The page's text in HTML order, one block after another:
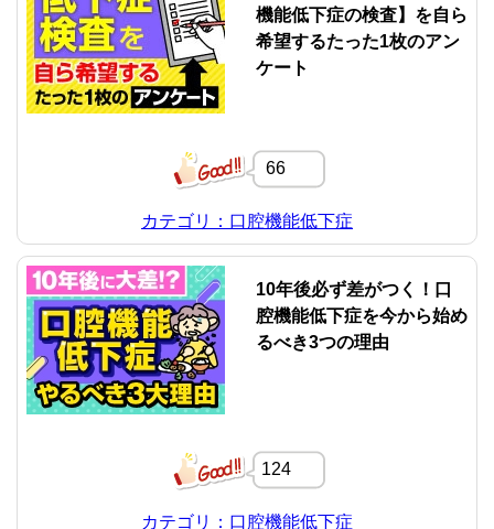
機能低下症の検査】を自ら
希望するたった1枚のアン
ケート
66
カテゴリ：口腔機能低下症
10年後必ず差がつく！口
腔機能低下症を今から始め
るべき3つの理由
124
カテゴリ：口腔機能低下症